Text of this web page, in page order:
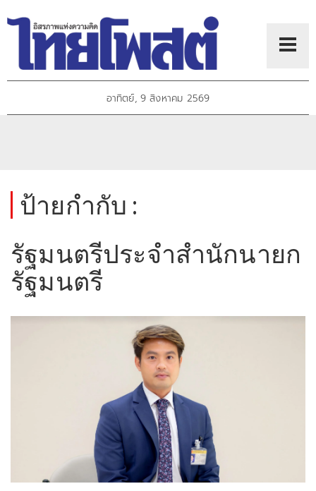
อาทิตย์, 9 สิงหาคม 2569
ป้ายกำกับ :
รัฐมนตรีประจำสำนักนายก
รัฐมนตรี